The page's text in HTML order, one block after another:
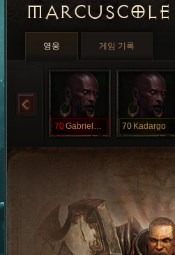
MARCUSCOLE
영웅 게임 기록
70 GabrielHCSSF 70 Kadargo